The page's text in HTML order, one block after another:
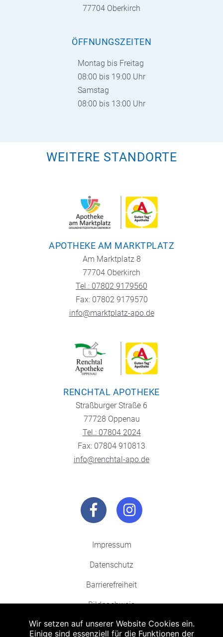
77704 Oberkirch
ÖFFNUNGSZEITEN
Montag bis Freitag
08:00 bis 19:00 Uhr
Samstag
08:00 bis 13:00 Uhr
WEITERE STANDORTE
APOTHEKE AM MARKTPLATZ
Am Marktplatz 8
77704 Oberkirch
Tel.: 07802 9179560
Fax: 07802 9179570
info@marktplatz-apo.de
RENCHTAL APOTHEKE
Straßburger Straße 6
77728 Oppenau
Tel.: 07804 2024
Fax: 07804 910813
info@renchtal-apo.de
Impressum
Datenschutz
Barrierefreiheit
Bildnachweis
Wir setzen auf unserer Website Cookies ein.
Einige sind essenziell für die Funktionen der